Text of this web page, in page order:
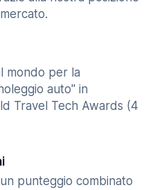
mondo per la
auto" in
Travel Tech Awards (4
punteggio combinato